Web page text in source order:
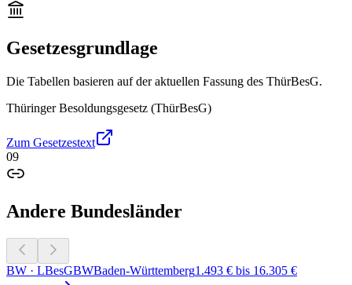
Gesetzesgrundlage
Die Tabellen basieren auf der aktuellen Fassung des ThürBesG.
Thüringer Besoldungsgesetz (ThürBesG)
Zum Gesetzestext
09
Andere Bundesländer
BW · LBesGBWBaden-Württemberg1.493 € bis 16.305 €